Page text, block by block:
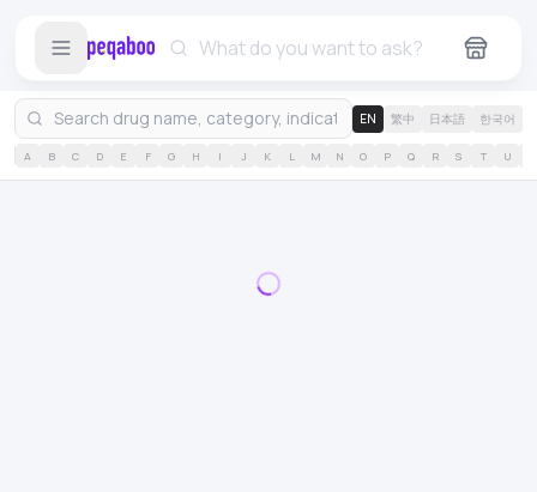
EN 繁中 日本語 한국어
A B C D E F G H I J K L M N O P Q R S T U